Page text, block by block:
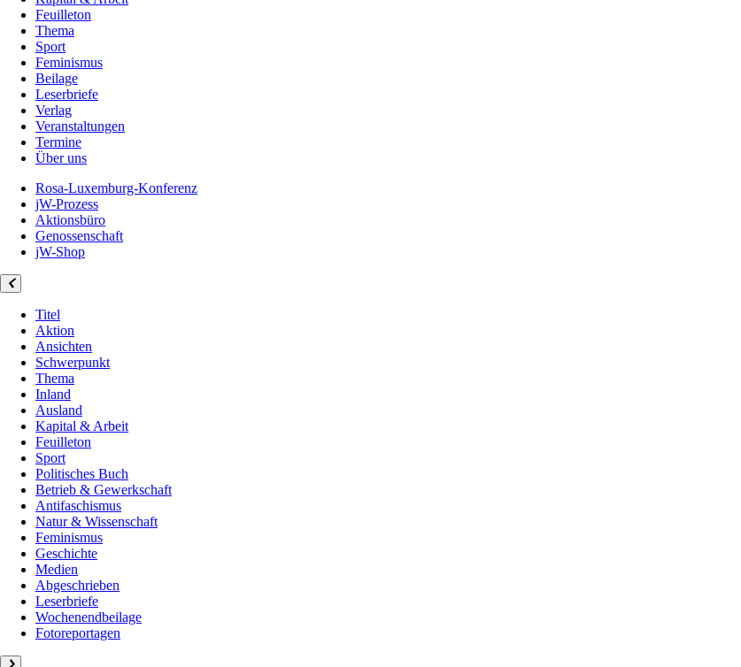
Feuilleton
Thema
Sport
Feminismus
Beilage
Leserbriefe
Verlag
Veranstaltungen
Termine
Über uns
Rosa-Luxemburg-Konferenz
jW-Prozess
Aktionsbüro
Genossenschaft
jW-Shop
Titel
Aktion
Ansichten
Schwerpunkt
Thema
Inland
Ausland
Kapital & Arbeit
Feuilleton
Sport
Politisches Buch
Betrieb & Gewerkschaft
Antifaschismus
Natur & Wissenschaft
Feminismus
Geschichte
Medien
Abgeschrieben
Leserbriefe
Wochenendbeilage
Fotoreportagen